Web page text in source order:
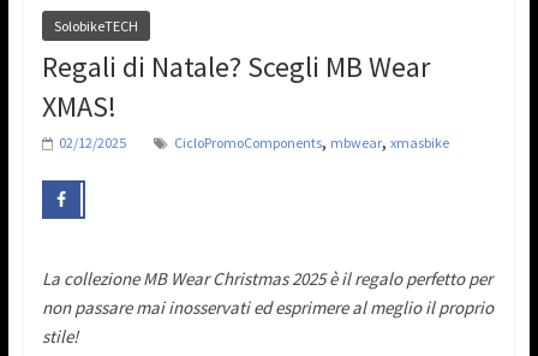
SolobikeTECH
Regali di Natale? Scegli MB Wear
XMAS!
02/12/2025 CicloPromoComponents, mbwear, xmasbike
La collezione MB Wear Christmas 2025 è il regalo perfetto per
non passare mai inosservati ed esprimere al meglio il proprio
stile!